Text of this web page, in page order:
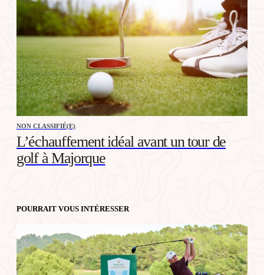
NON CLASSIFIÉ(E)
L’échauffement idéal avant un tour de
golf à Majorque
POURRAIT VOUS INTÉRESSER